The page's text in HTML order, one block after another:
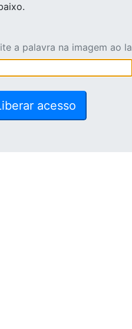
a palavra na imagem ao